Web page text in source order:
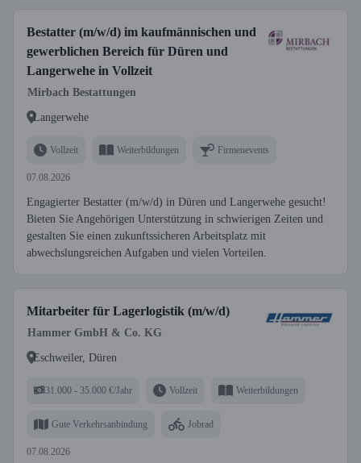
Bestatter (m/w/d) im kaufmännischen und
gewerblichen Bereich für Düren und
Langerwehe in Vollzeit
Mirbach Bestattungen
Langerwehe
Vollzeit Weiterbildungen Firmenevents
07.08.2026
Engagierter Bestatter (m/w/d) in Düren und Langerwehe gesucht!
Bieten Sie Angehörigen Unterstützung in schwierigen Zeiten und
gestalten Sie einen zukunftssicheren Arbeitsplatz mit
abwechslungsreichen Aufgaben und vielen Vorteilen.
Mitarbeiter für Lagerlogistik (m/w/d)
Hammer GmbH & Co. KG
Eschweiler, Düren
31.000 - 35.000 €/Jahr Vollzeit Weiterbildungen
Gute Verkehrsanbindung Jobrad
07.08.2026